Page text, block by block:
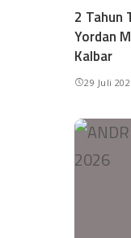
2 Tahun
Yordan
Kalbar
29 Juli